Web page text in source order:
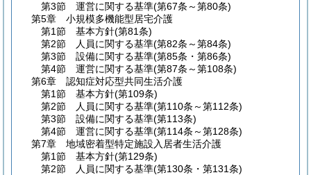
第3節
運営に関する基準(第67条～第80条)
第5章
小規模多機能型居宅介護
第1節
基本方針(第81条)
第2節
人員に関する基準(第82条～第84条)
第3節
設備に関する基準(第85条・第86条)
第4節
運営に関する基準(第87条～第108条)
第6章
認知症対応型共同生活介護
第1節
基本方針(第109条)
第2節
人員に関する基準(第110条～第112条)
第3節
設備に関する基準(第113条)
第4節
運営に関する基準(第114条～第128条)
第7章
地域密着型特定施設入居者生活介護
第1節
基本方針(第129条)
第2節
人員に関する基準(第130条・第131条)